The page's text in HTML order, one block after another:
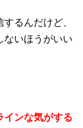
るんだけど、
ないほうがいい
インな気がする